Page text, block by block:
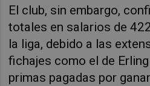
El club, sin embargo,
totales en salarios de
la liga, debido a las
fichajes como el de
primas pagadas por